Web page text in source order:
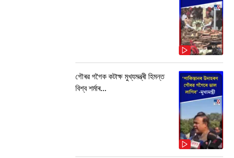
গৌৰৱ গগৈক কটাক্ষ মুখ্যমন্ত্ৰী হিমন্ত
বিশ্ব শৰ্মাৰ...